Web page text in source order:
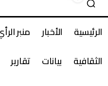
الرئيسية الأخبار منبر
الثقافية
بيانات تقارير